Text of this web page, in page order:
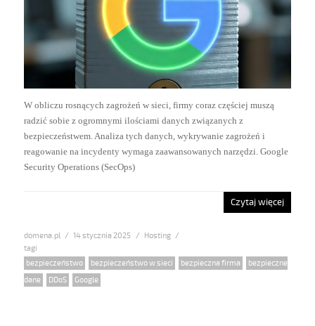
W obliczu rosnących zagrożeń w sieci, firmy coraz częściej muszą
radzić sobie z ogromnymi ilościami danych związanych z
bezpieczeństwem. Analiza tych danych, wykrywanie zagrożeń i
reagowanie na incydenty wymaga zaawansowanych narzędzi. Google
Security Operations (SecOps)
Czytaj więcej
domena.pl
Posted
14 stycznia 2025 Categories
Hosting
Tags
bezpieczeństwo bezpieczeństwo w sieci bezpieczna firma
bezpieczne
dane
DDoS Google